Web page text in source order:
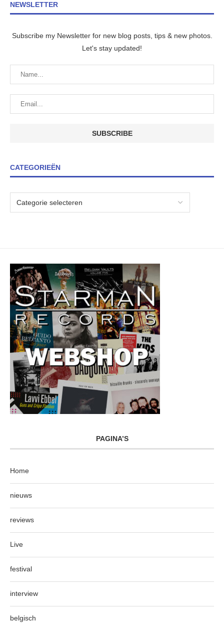
NEWSLETTER
Subscribe my Newsletter for new blog posts, tips & new photos.
Let's stay updated!
CATEGORIEËN
PAGINA’S
Home
nieuws
reviews
Live
festival
interview
belgisch